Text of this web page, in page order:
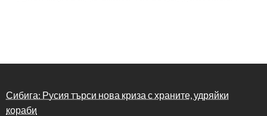
Сибига: Русия търси нова криза с храните, удряйки
кораби